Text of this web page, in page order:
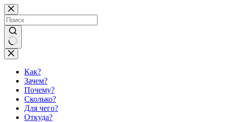
Перейти
к
сути
Ничего
не
найденоКак?
Зачем?
Почему?
Сколько?
Для чего?
Откуда?